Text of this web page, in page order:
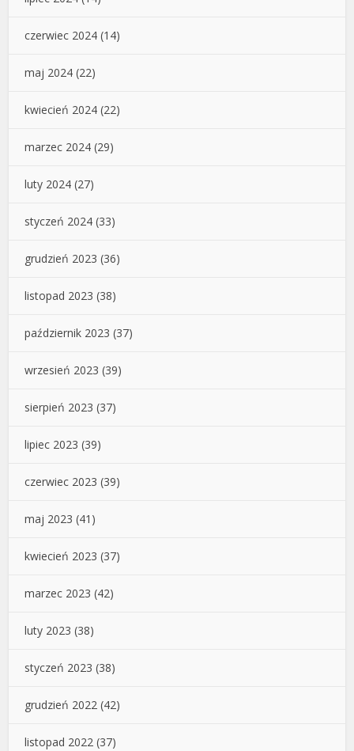
czerwiec 2024 (14)
maj 2024 (22)
kwiecień 2024 (22)
marzec 2024 (29)
luty 2024 (27)
styczeń 2024 (33)
grudzień 2023 (36)
listopad 2023 (38)
październik 2023 (37)
wrzesień 2023 (39)
sierpień 2023 (37)
lipiec 2023 (39)
czerwiec 2023 (39)
maj 2023 (41)
kwiecień 2023 (37)
marzec 2023 (42)
luty 2023 (38)
styczeń 2023 (38)
grudzień 2022 (42)
listopad 2022 (37)